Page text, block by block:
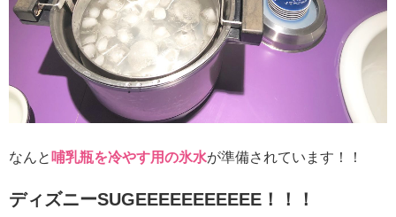
なんと 哺乳瓶を冷やす用の氷水が準備されています！！
ディズニーSUGEEEEEEEEEEE！！！